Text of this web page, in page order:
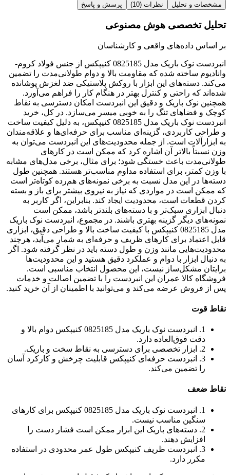
مشخصات و تحلیل
نظرات (10) پرسش و پاسخ
تحلیل تخصصی هوش مصنوعی
بر اساس داده‌های واقعی و کارشناسان
انبردست نوک باریک مدل 0825185 کنیپکس از جنس فولاد کروم-
وانادیوم ساخته شده که مقاومت بالا و دوام طولانی‌مدت را تضمین
می‌کند. دسته‌های این ابزار با روکش پلاستیکی ضد لغزش پوشانده
شده‌اند که راحتی و کنترل بهتر در هنگام کار را فراهم می‌آورد.
همچنین نوک باریک و دقیق این انبردست امکان دسترسی به نقاط
کوچک و فضاهای تنگ را به خوبی میسر می‌سازد. در کل، خرید
انبردست نوک باریک مدل 0825185 کنیپکس، به دلیل کیفیت ساخت
و طراحی کاربردی، گزینه‌ای مناسب برای حرفه‌ای‌ها و علاقه‌مندان
به ابزارآلات است. از جمله محدودیت‌های این انبردست می‌توان به
وزن نسبتاً بالاتر آن اشاره کرد که ممکن است در کارهای
طولانی‌مدت باعث خستگی شود؛ برای مثال، برخی مدل‌های مشابه
با وزن کمتر، برای استفاده مداوم مناسب‌تر هستند. همچنین طول
دسته‌ها در این مدل نسبت به برخی نمونه‌های هم‌رده کوتاه‌تر است
که ممکن است در مواردی که نیاز به نیروی بیشتر برای باز و بسته
کردن قطعات است، محدودیت ایجاد کند. بنابراین، اگر کاربر به
دنبال ابزاری سبک‌تر و با دسته‌های بلندتر باشد، ممکن است
نمونه‌های دیگر گزینه بهتری باشند. در مجموع، انبردست نوک باریک
مدل 0825185 کنیپکس با کیفیت ساخت بالا و طراحی دقیق، ابزاری
قابل اعتماد برای کارهای ظریف و حرفه‌ای به شمار می‌آید، هرچند
محدودیت‌هایی مانند وزن و طول دسته باید در نظر گرفته شود. اگر
به دنبال ابزار با دوام و عملکرد دقیق هستید و این محدودیت‌ها
برایتان مشکل‌ساز نیست، این محصول انتخاب مناسبی است.
فروشگاه کالا عمران این انبردست را با تضمین اصالت و خدمات
پس از فروش عرضه می‌کند و می‌توانید با اطمینان از آن خرید کنید.
نقاط قوت
1. انبردست نوک باریک مدل 0825185 کنیپکس دوام بالا و
دقت فوق‌العاده دارد.
2. ابزار تخصصی برای دسترسی به نقاط سخت و باریک.
3. انبردست حرفه‌ای کنیپکس قابلیت چرخش و کارکرد آسان
را تضمین می‌کند.
نقاط ضعف
1. انبردست نوک باریک مدل 0825185 کنیپکس برای کارهای
سنگین مناسب نیست.
2. دسته‌های باریک این ابزار ممکن است فشار دست را
افزایش دهند.
3. انبردست ظریف کنیپکس طول عمر محدودی در استفاده
مکرر دارد.